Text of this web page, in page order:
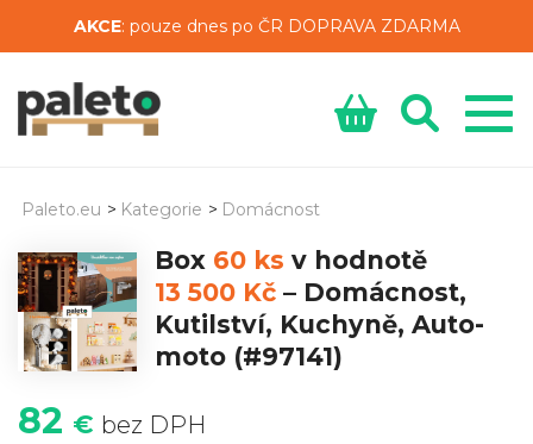
AKCE: pouze dnes po ČR DOPRAVA ZDARMA
Paleto.eu > Kategorie > Domácnost
Box 60 ks v hodnotě
13 500 Kč – Domácnost,
Kutilství, Kuchyně, Auto-
moto (#97141)
82 € bez DPH